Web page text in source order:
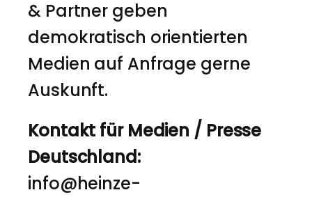
& Partner geben
demokratisch orientierten
Medien auf Anfrage gerne
Auskunft.
Kontakt für Medien / Presse
Deutschland:
info@heinze-